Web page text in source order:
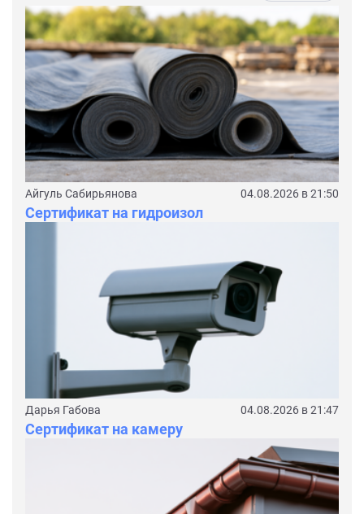
Айгуль Сабирьянова 04.08.2026 в 21:50
Сертификат на гидроизол
Дарья Габова 04.08.2026 в 21:47
Сертификат на камеру